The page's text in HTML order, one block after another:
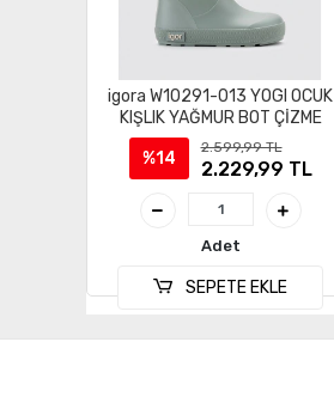
igora W10291-013 YOGI OCUK
KIŞLIK YAĞMUR BOT ÇİZME
%14
2.599,99 TL
2.229,99 TL
Adet
SEPETE EKLE